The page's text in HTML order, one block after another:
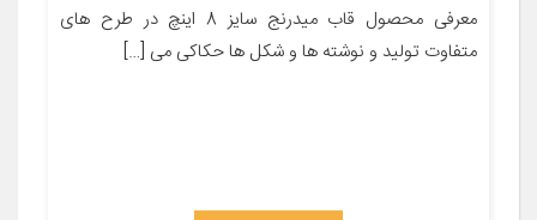
معرفی محصول قاب میدرنج سایز 8 اینچ در طرح های
متفاوت تولید و نوشته ها و شکل ها حکاکی می […]